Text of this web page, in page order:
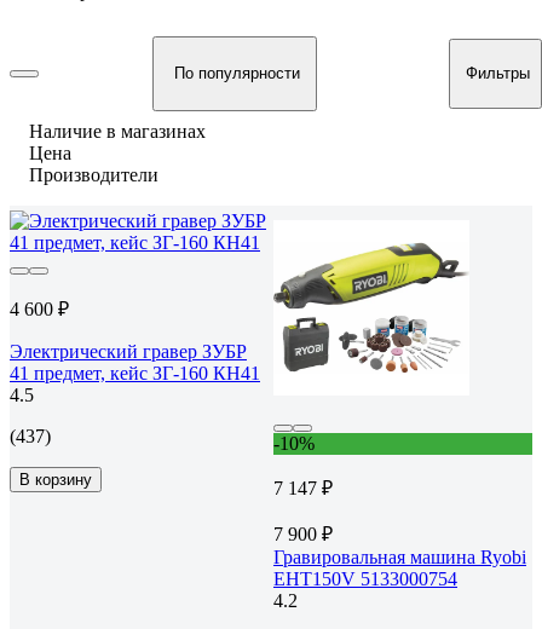
По популярности Фильтры
Наличие в магазинах
Цена
Производители
4 600 ₽
Электрический гравер ЗУБР
41 предмет, кейс ЗГ-160 КН41
4.5
(437)
В корзину
-10%
7 147 ₽
7 900 ₽
Гравировальная машина Ryobi
EHT150V 5133000754
4.2